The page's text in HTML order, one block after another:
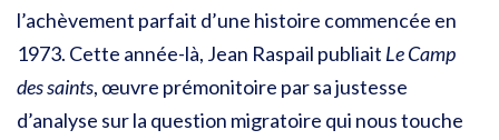
l’achèvement parfait d’une histoire commencée en
1973. Cette année-là, Jean Raspail publiait Le Camp
des saints, œuvre prémonitoire par sa justesse
d’analyse sur la question migratoire qui nous touche